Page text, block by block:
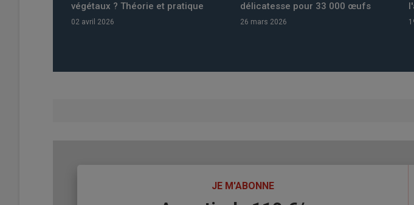
? Théorie et pratique
délicatesse pour 33 000 œufs
l'automate
JE M'ABONNE